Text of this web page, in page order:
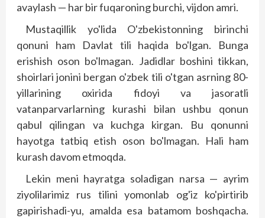
avaylash — har bir fuqaroning burchi, vijdon amri.
Mustaqillik yo'lida O'zbekistonning birinchi
qonuni ham Davlat tili haqida bo'lgan. Bunga
erishish oson bo'lmagan. Jadidlar boshini tikkan,
shoirlari jonini bergan o'zbek tili o'tgan asrning 80-
yillarining oxirida fidoyi va jasoratli
vatanparvarlarning kurashi bilan ushbu qonun
qabul qilingan va kuchga kirgan. Bu qonunni
hayotga tatbiq etish oson bo'lmagan. Hali ham
kurash davom etmoqda.
Lekin meni hayratga soladigan narsa — ayrim
ziyolilarimiz rus tilini yomonlab og'iz ko'pirtirib
gapirishadi-yu, amalda esa batamom boshqacha.